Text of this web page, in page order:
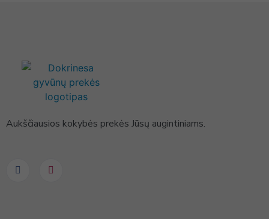
Aukščiausios kokybės prekės Jūsų augintiniams.